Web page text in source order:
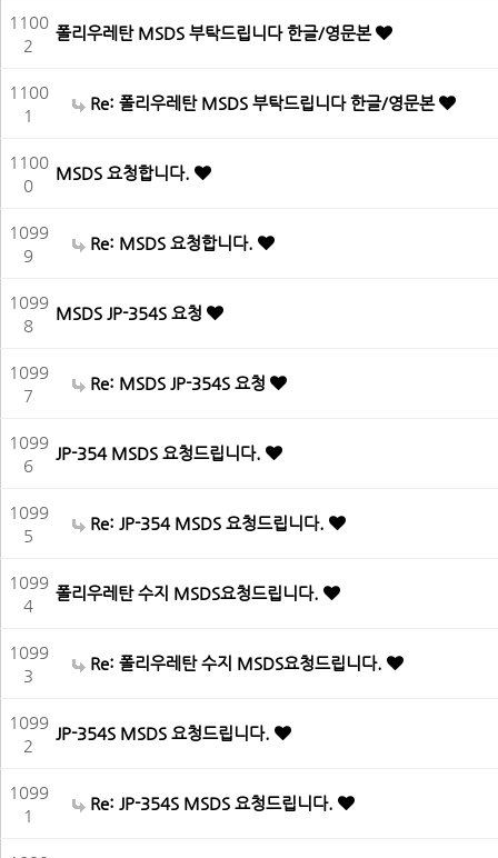
1100
2
폴리우레탄 MSDS 부탁드립니다 한글/영문본
1100
1
Re: 폴리우레탄 MSDS 부탁드립니다 한글/영문본
1100
0
MSDS 요청합니다.
1099
9
Re: MSDS 요청합니다.
1099
8
MSDS JP-354S 요청
1099
7
Re: MSDS JP-354S 요청
1099
6
JP-354 MSDS 요청드립니다.
1099
5
Re: JP-354 MSDS 요청드립니다.
1099
4
폴리우레탄 수지 MSDS요청드립니다.
1099
3
Re: 폴리우레탄 수지 MSDS요청드립니다.
1099
2
JP-354S MSDS 요청드립니다.
1099
1
Re: JP-354S MSDS 요청드립니다.